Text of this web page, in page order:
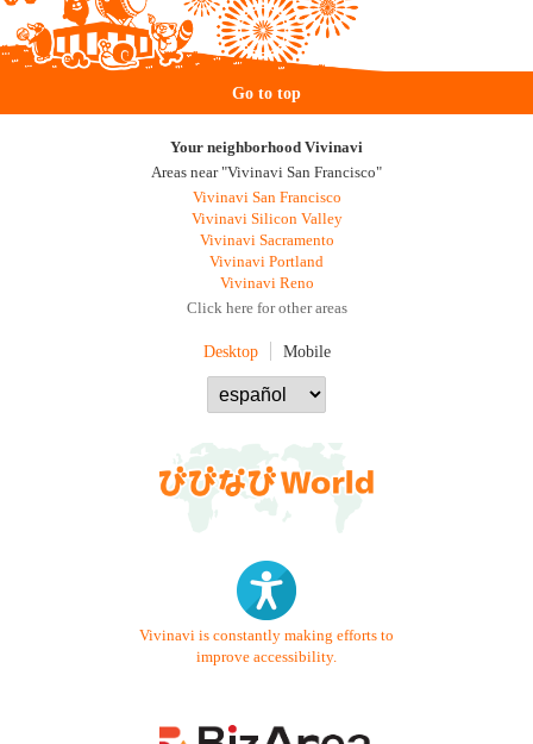
Go to top
Your neighborhood Vivinavi
Areas near "Vivinavi San Francisco"
Vivinavi San Francisco
Vivinavi Silicon Valley
Vivinavi Sacramento
Vivinavi Portland
Vivinavi Reno
Click here for other areas
Desktop Mobile
Vivinavi is constantly making efforts to
improve accessibility.